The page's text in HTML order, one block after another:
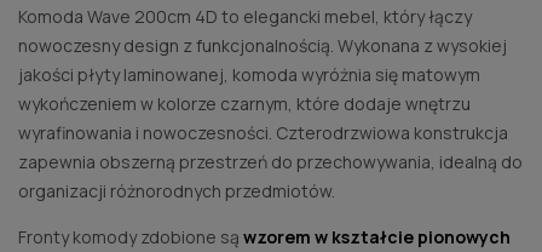
Komoda Wave 200cm 4D to elegancki mebel, który łączy
nowoczesny design z funkcjonalnością. Wykonana z wysokiej
jakości płyty laminowanej, komoda wyróżnia się matowym
wykończeniem w kolorze czarnym, które dodaje wnętrzu
wyrafinowania i nowoczesności. Czterodrzwiowa konstrukcja
zapewnia obszerną przestrzeń do przechowywania, idealną do
organizacji różnorodnych przedmiotów.
Fronty komody zdobione są wzorem w kształcie pionowych